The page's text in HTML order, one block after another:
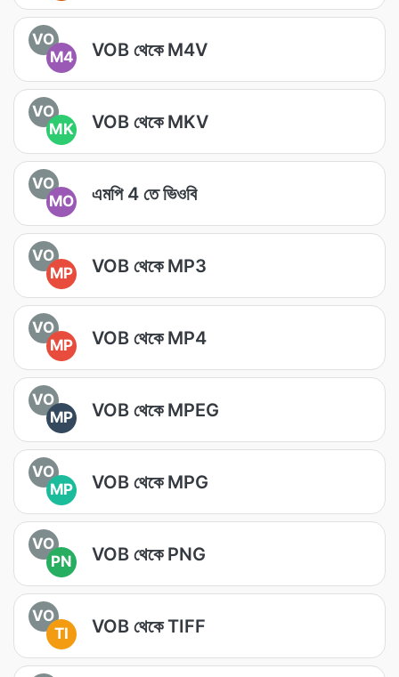
VO
M4
VOB থেকে M4V
VO
MK
VOB থেকে MKV
VO
MO
এমপি 4 তে ভিওবি
VO
MP
VOB থেকে MP3
VO
MP
VOB থেকে MP4
VO
MP
VOB থেকে MPEG
VO
MP
VOB থেকে MPG
VO
PN
VOB থেকে PNG
VO
TI
VOB থেকে TIFF